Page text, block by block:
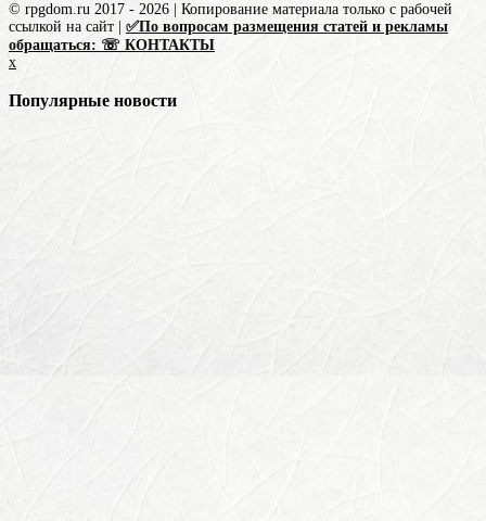
© rpgdom.ru 2017 - 2026 | Копирование материала только с рабочей
ссылкой на сайт | ✅По вопросам размещения статей и рекламы
обращаться: ☏ КОНТАКТЫ
x
Популярные новости